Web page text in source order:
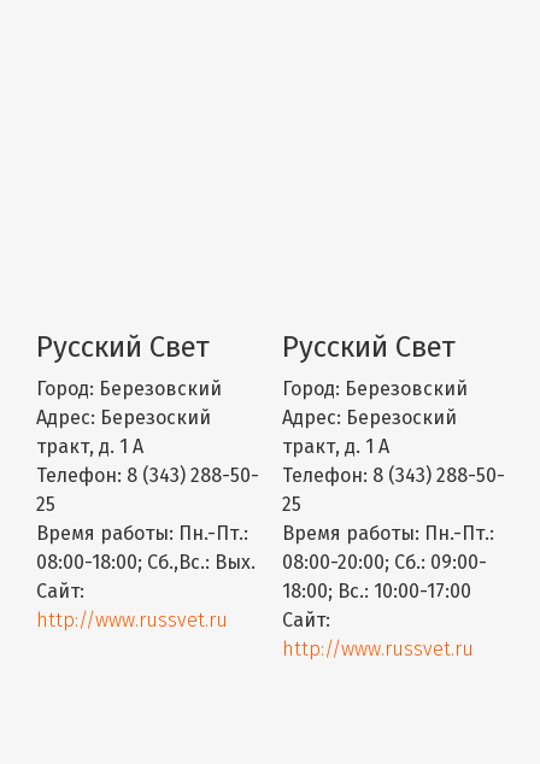
Русский Свет
Город: Березовский
Адрес: Березоский
тракт, д. 1 А
Телефон: 8 (343) 288-50-
25
Время работы:
08:00-18:00; Сб.,Вс.: Вых.
Сайт:
http://www.russvet.ru
Русский Свет
Город: Березовский
Адрес: Березоский
тракт, д. 1 А
Телефон: 8 (343) 288-50-
25
Время работы:
08:00-20:00; Сб.: 09:00-
18:00; Вс.: 10:00-17:00
Сайт:
http://www.russvet.ru